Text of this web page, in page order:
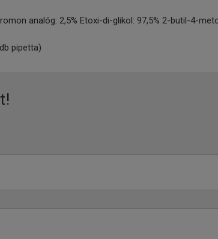
analóg: 2,5% Etoxi-di-glikol: 97,5% 2-butil-4-
pipetta)